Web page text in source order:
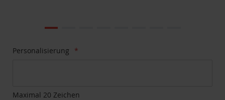
Bildgalerie
Zum
springen
Personalisierung
Maximal 20 Zeichen